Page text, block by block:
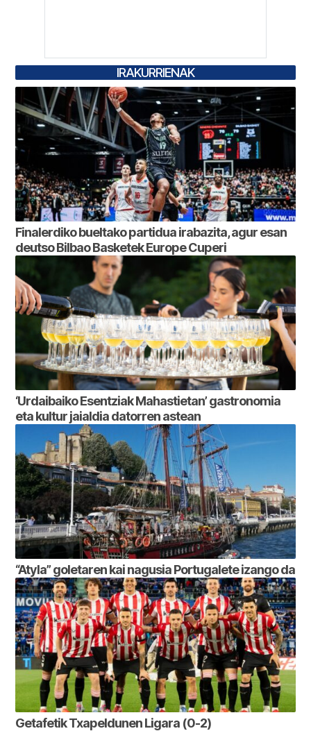
IRAKURRIENAK
Finalerdiko bueltako partidua irabazita, agur esan
deutso Bilbao Basketek Europe Cuperi
‘Urdaibaiko Esentziak Mahastietan’ gastronomia
eta kultur jaialdia datorren astean
“Atyla” goletaren kai nagusia Portugalete izango da
Getafetik Txapeldunen Ligara (0-2)